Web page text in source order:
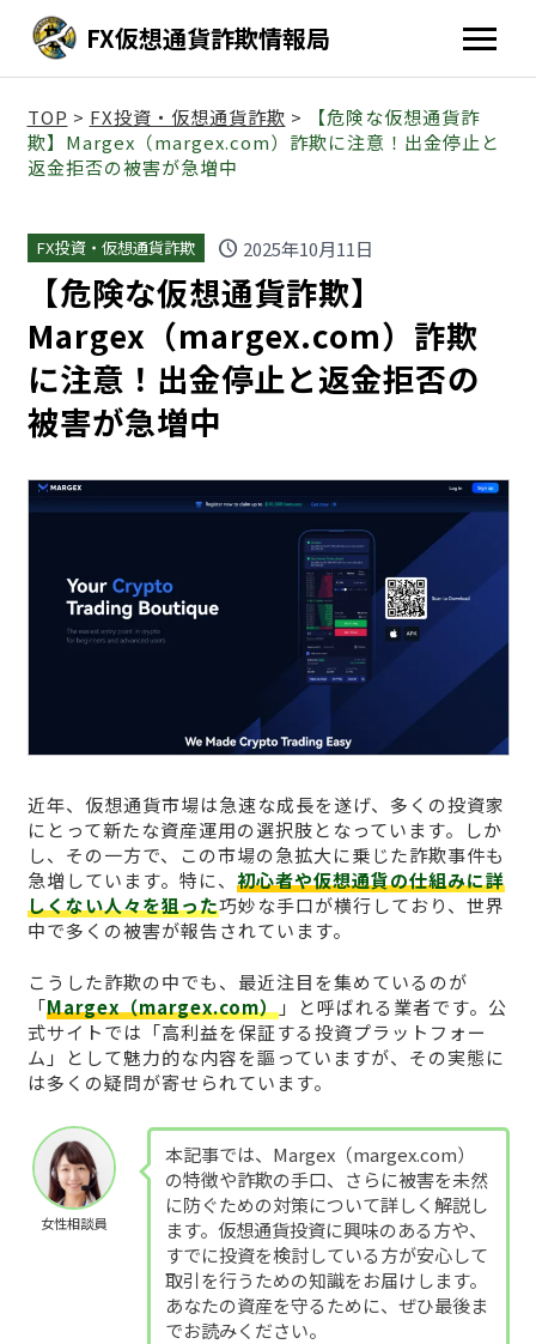
FX仮想通貨詐欺情報局
TOP > FX投資・仮想通貨詐欺 >
【危険な仮想通貨詐
欺】Margex（margex.com）詐欺に注意！出金停止と
返金拒否の被害が急増中
FX投資・仮想通貨詐欺 schedule 2025年10月11日
【危険な仮想通貨詐欺】
Margex（margex.com）詐欺
に注意！出金停止と返金拒否の
被害が急増中
近年、仮想通貨市場は急速な成長を遂げ、多くの投資家
にとって新たな資産運用の選択肢となっています。しか
し、その一方で、この市場の急拡大に乗じた詐欺事件も
急増しています。特に、 初心者や仮想通貨の仕組みに詳
しくない人々を狙った巧妙な手口が横行しており、世界
中で多くの被害が報告されています。
こうした詐欺の中でも、最近注目を集めているのが
「Margex（margex.com）」と呼ばれる業者です。公
式サイトでは「高利益を保証する投資プラットフォー
ム」として魅力的な内容を謳っていますが、その実態に
は多くの疑問が寄せられています。
女性相談員
本記事では、Margex（margex.com）
の特徴や詐欺の手口、さらに被害を未然
に防ぐための対策について詳しく解説し
ます。仮想通貨投資に興味のある方や、
すでに投資を検討している方が安心して
取引を行うための知識をお届けします。
あなたの資産を守るために、ぜひ最後ま
でお読みください。